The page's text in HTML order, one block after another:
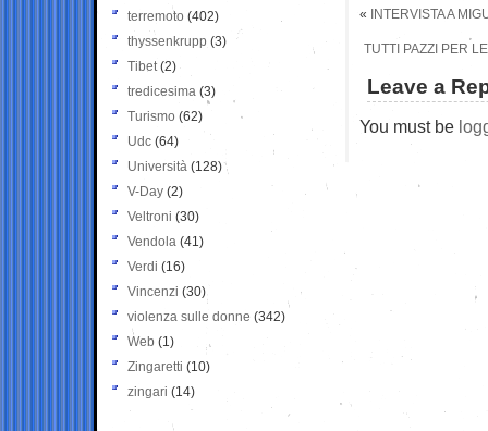
« INTERVISTA A
TUTTI PAZZI PER
Leave a
You must be
terremoto (402)
thyssenkrupp (3)
Tibet(2)
tredicesima (3)
Turismo (62)
Udc (64)
Università (128)
V-Day (2)
Veltroni (30)
Vendola (41)
Verdi (16)
Vincenzi (30)
violenza sulle donne (342)
Web (1)
Zingaretti (10)
zingari (14)